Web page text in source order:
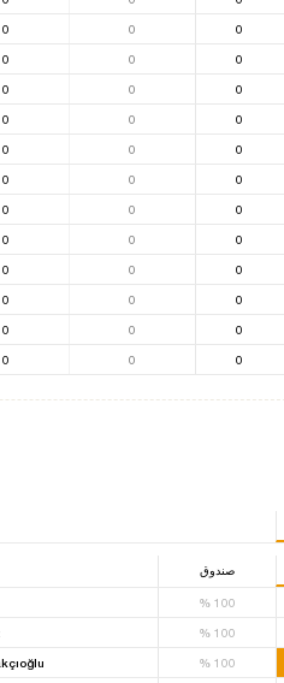
0 0 0
0 0 0
0 0 0
0 0 0
0 0 0
0 0 0
0 0 0
0 0 0
0 0 0
0 0 0
0 0 0
0 0 0
صندوق
% 100
% 100
% 100